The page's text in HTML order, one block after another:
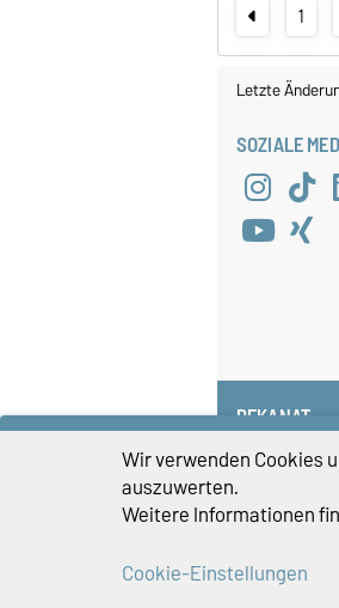
1
Letzte
SOZIALE
DEKANAT
+49 391
fww-
Wir verwenden Cookies
auszuwerten.
Weitere Informationen
Cookie-Einstellungen